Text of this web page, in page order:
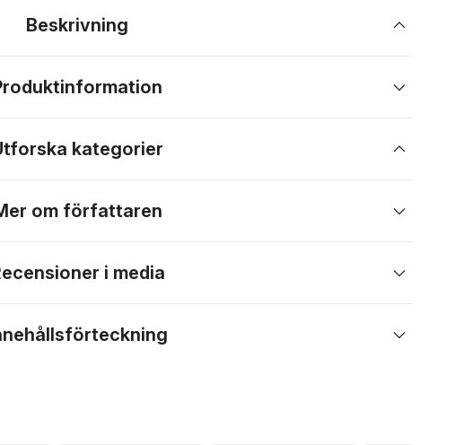
Beskrivning
kategorier
om författaren
i media